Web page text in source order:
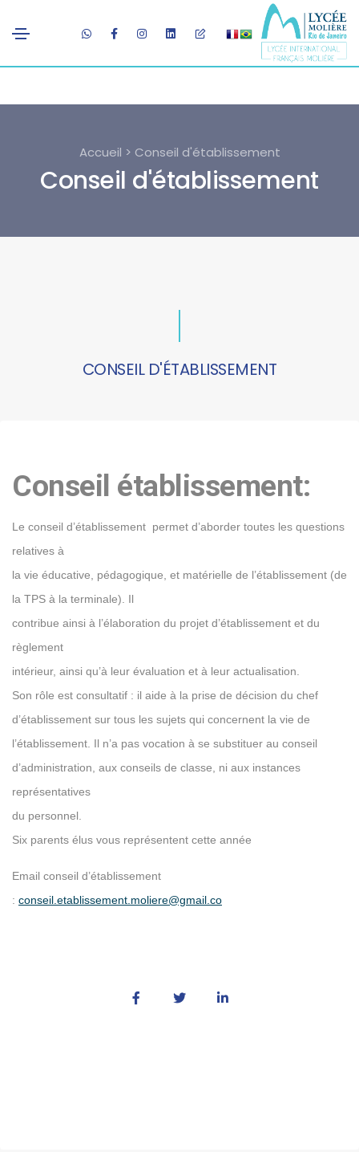
Accueil > Conseil d'établissement
Conseil d'établissement
CONSEIL D'ÉTABLISSEMENT
Conseil établissement:
Le conseil d’établissement permet d’aborder toutes les questions
relatives à
la vie éducative, pédagogique, et matérielle de l’établissement (de
la TPS à la terminale). Il
contribue ainsi à l’élaboration du projet d’établissement et du
règlement
intérieur, ainsi qu’à leur évaluation et à leur actualisation.
Son rôle est consultatif : il aide à la prise de décision du chef
d’établissement sur tous les sujets qui concernent la vie de
l’établissement. Il n’a pas vocation à se substituer au conseil
d’administration, aux conseils de classe, ni aux instances
représentatives
du personnel.
Six parents élus vous représentent cette année
Email conseil d’établissement
: conseil.etablissement.moliere@gmail.co